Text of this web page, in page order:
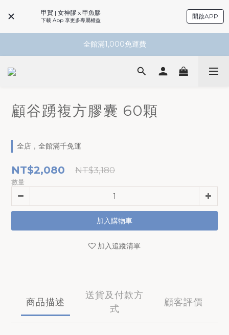
甲賀 | 女神膠 x 甲魚膠
下載 App 享更多專屬權益
開啟APP
全館滿1,000免運費
顧谷踴複方膠囊 60顆
全店，全館滿千免運
NT$2,080 NT$3,180
數量
加入購物車
加入追蹤清單
商品描述
送貨及付款方
式
顧客評價